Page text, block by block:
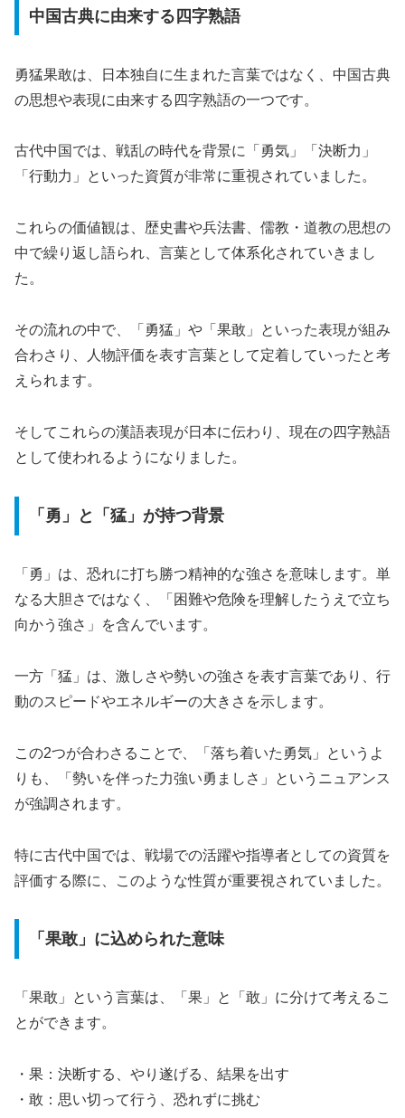
中国古典に由来する四字熟語
勇猛果敢は、日本独自に生まれた言葉ではなく、中国古典
の思想や表現に由来する四字熟語の一つです。
古代中国では、戦乱の時代を背景に「勇気」「決断力」
「行動力」といった資質が非常に重視されていました。
これらの価値観は、歴史書や兵法書、儒教・道教の思想の
中で繰り返し語られ、言葉として体系化されていきまし
た。
その流れの中で、「勇猛」や「果敢」といった表現が組み
合わさり、人物評価を表す言葉として定着していったと考
えられます。
そしてこれらの漢語表現が日本に伝わり、現在の四字熟語
として使われるようになりました。
「勇」と「猛」が持つ背景
「勇」は、恐れに打ち勝つ精神的な強さを意味します。単
なる大胆さではなく、「困難や危険を理解したうえで立ち
向かう強さ」を含んでいます。
一方「猛」は、激しさや勢いの強さを表す言葉であり、行
動のスピードやエネルギーの大きさを示します。
この2つが合わさることで、「落ち着いた勇気」というよ
りも、「勢いを伴った力強い勇ましさ」というニュアンス
が強調されます。
特に古代中国では、戦場での活躍や指導者としての資質を
評価する際に、このような性質が重要視されていました。
「果敢」に込められた意味
「果敢」という言葉は、「果」と「敢」に分けて考えるこ
とができます。
・果：決断する、やり遂げる、結果を出す
・敢：思い切って行う、恐れずに挑む